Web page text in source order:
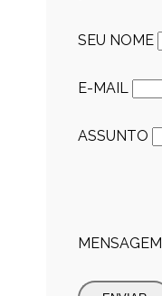
SEU NOME
E-MAIL
ASSUNTO
MENSAGEM